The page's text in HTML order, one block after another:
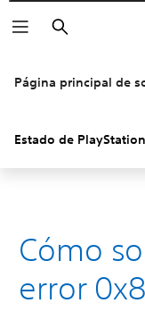
Buscar
Página principal de
Estado de PlayStation
Cómo
error